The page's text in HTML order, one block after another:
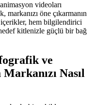
videoları
öne çıkarmanın
hem bilgilendirici
kitlenizle güçlü bir bağ
ve
Nasıl